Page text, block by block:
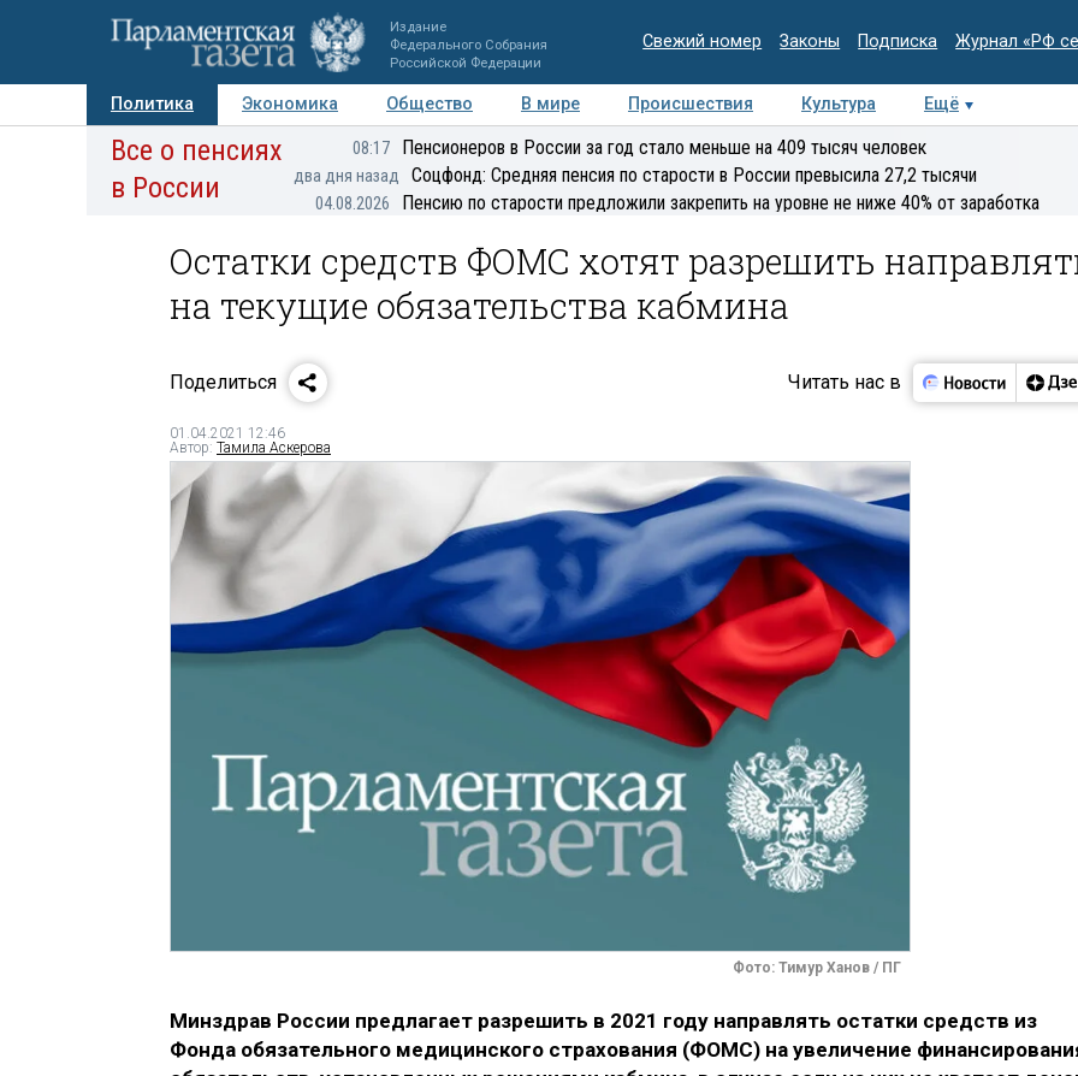
Издание
Федерального Собрания
Российской Федерации
Свежий номер Законы Подписка Журнал «РФ
Политика Экономика Общество В мире Происшествия Культура
Ещё
Авторы Персоны Мнения Регионы Медиацентр Интервью Колумнисты
Все о пенсиях
в России
08:17 Пенсионеров в России за год стало меньше на 409 тысяч человек
два дня назад Соцфонд: Средняя пенсия по старости в России превысила 27,2 тысячи
04.08.2026 Пенсию по старости предложили закрепить на уровне не ниже 40% от заработка
Остатки средств ФОМС хотят разрешить
на текущие обязательства кабмина
Поделиться Читать нас в
01.04.2021 12:46
Автор: Тамила Аскерова
Фото: Тимур Ханов / ПГ
Минздрав России предлагает разрешить в 2021 году направлять остатки средств из
Фонда обязательного медицинского страхования (ФОМС) на увеличение